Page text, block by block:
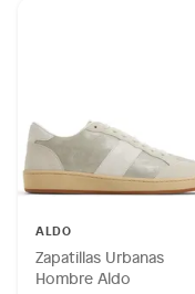
ALDO
Zapatillas Urbanas
Hombre Aldo